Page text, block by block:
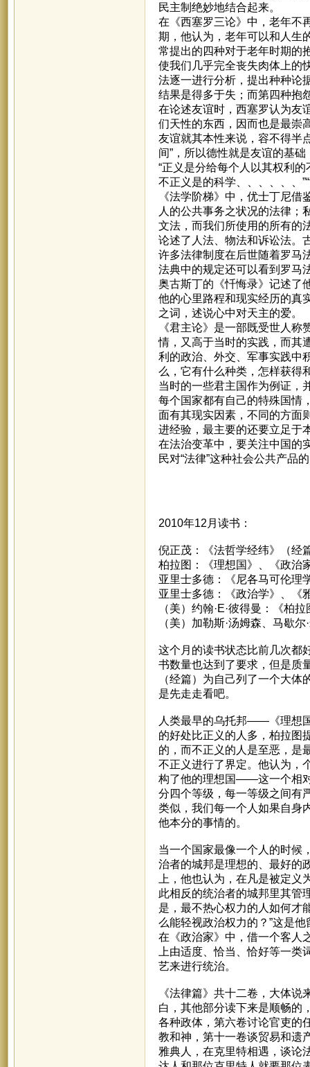
民主制绝妙地结合起来。
在《西塞罗三论》中，老年不
期，他认为，老年可以和人生
常提出的四种对于老年时期的
使我们几乎完全丧失肉体上的
法逐一进行分析，提出种种论
结果是得多于失；而第四种抱
在论述友谊时，西塞罗认为友
们天性的东西，因而也是最崇
友谊就其本性来说，容不得半
间”，所以德性就是友谊的基
“正义是分给每个人以其权利
不正义是的科学、、、、、、
《法学阶梯》中，优士丁尼
人的公共事务之状况的法律；
文法，而我们所使用的所有的
论述了人法、物法和诉讼法。
许多法律制度在后世随着罗马
法典中的规定还可以看到罗马
奥古斯丁的《忏悔录》记述了
他的心里路程和现实经历的真
之词，述说心中对天主的爱。
《君主论》是一部既受世人
情，又高于当时的实践，而其
利的政治、外交、军事实践中
么，它有什么种类，怎样获得
当时的一些君主国作为例证，
每个国家都有自己的特殊国情
面有其现实因素，不同的方面
进经验，最主要的还要立足于
在法治变革中，要关注中国的
民对“法律”这种社会公共产品
2010年12月读书：
倪正茂：《法哲学经纬》（经
柏拉图：《理想国》、《政治
亚里士多德：《尼各马可伦理
亚里士多德：《政治学》、《
（美）约翰·E·彼得曼：《柏拉
（美）加勒斯·汤姆森、马歇
这个月的读书状态比前几次都
书数量也达到了要求，但是质
（经篇）为自己列了一个大
是先走走看吧。
人类最早的乌托邦——《理想
的好处比正义的人多，柏拉图
的，而不正义的人是至恶，是
不正义进行了界定。他认为，
构了他的理想国——这一个相
分四个等级，每一等级之间有
类似，我们每一个人如果自身
他本分的事情的。
当一个国家最像一个人的时候
治者的城邦是理想的、最好的
上，他也认为，在凡是被定
此相反的统治者的城邦里其管
是，最不热心权力的人如何才
么能轻视政治权力的？”这是
在《政治家》中，借一个客人
上由适度、恰当、恰好等一类
艺来进行统治。
《法律篇》共十二卷，大体
白，其他部分读下来是顺畅的
各种政体，第六卷讨论官吏的
教和神，第十一卷谈贸易和遗
雅典人，在克里特相遇，谈论